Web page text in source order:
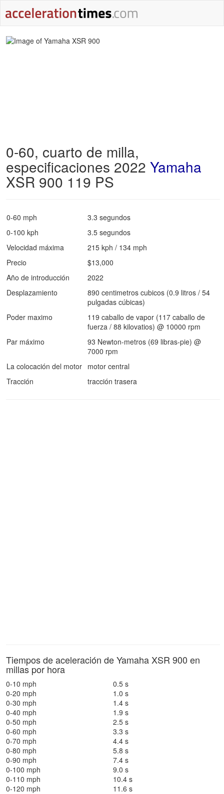
0-60, cuarto de milla,
especificaciones 2022 Yamaha
XSR 900 119 PS
0-60 mph
3.3 segundos
0-100 kph
3.5 segundos
Velocidad máxima
215 kph / 134 mph
Precio
$13,000
Año de introducción
2022
Desplazamiento
890 centimetros cubicos (0.9 litros / 54
pulgadas cúbicas)
Poder maximo
119 caballo de vapor (117 caballo de
fuerza / 88 kilovatios) @ 10000 rpm
Par máximo
93 Newton-metros (69 libras-pie) @
7000 rpm
La colocación del motor motor central
Tracción
tracción trasera
Tiempos de aceleración de Yamaha XSR 900 en
millas por hora
0-10 mph
0.5 s
0-20 mph
1.0 s
0-30 mph
1.4 s
0-40 mph
1.9 s
0-50 mph
2.5 s
0-60 mph
3.3 s
0-70 mph
4.4 s
0-80 mph
5.8 s
0-90 mph
7.4 s
0-100 mph
9.0 s
0-110 mph
10.4 s
0-120 mph
11.6 s